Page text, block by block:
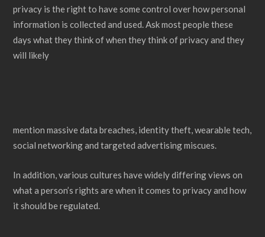
privacy is the right to have some control over how personal
information is collected and used. Ask most people these
days what they think of when they think of privacy and they
will likely
mention massive data breaches, identity theft, wearable tech,
social networking and targeted advertising miscues.
In addition, various cultures have widely differing views on
what a person’s rights are when it comes to privacy and how
it should be regulated.